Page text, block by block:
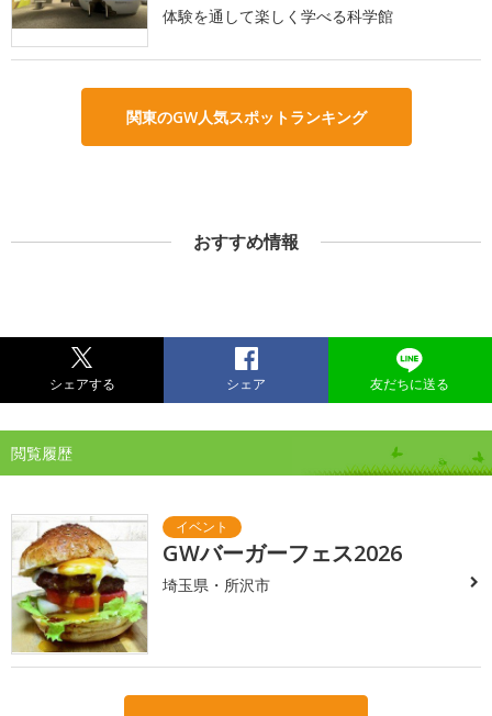
体験を通して楽しく学べる科学館
関東のGW人気スポットランキング
おすすめ情報
シェアする シェア 友だちに送る
閲覧履歴
GWバーガーフェス2026
埼玉県・所沢市